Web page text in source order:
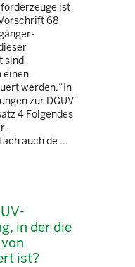
ist
68
sind
einen
werden.“In
zur DGUV
4 Folgendes
auch de ...
in der die
ist?